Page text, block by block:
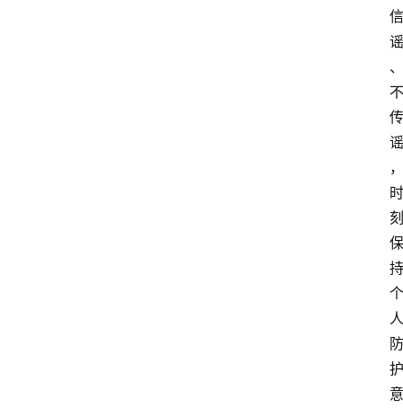
信
谣
、
不
传
谣
，
时
刻
保
持
个
人
防
护
意